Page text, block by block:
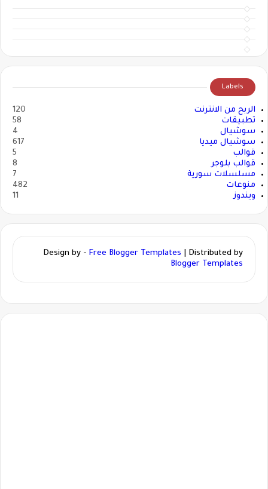
Labels
الربح من الانترنت
120
تطبيقات
58
سوشيال
4
سوشيال ميديا
617
قوالب
5
قوالب بلوجر
8
مسلسلات سورية
7
منوعات
482
ويندوز
11
Design by - Free Blogger Templates | Distributed by
Blogger Templates